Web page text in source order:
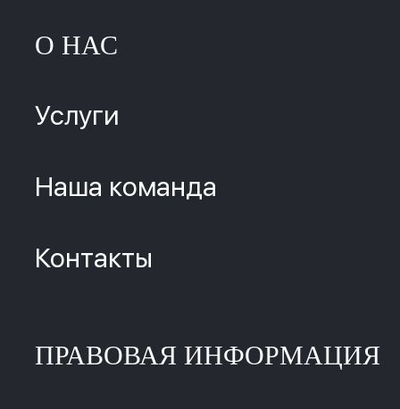
О НАС
Услуги
Наша команда
Контакты
ПРАВОВАЯ ИНФОРМАЦИЯ